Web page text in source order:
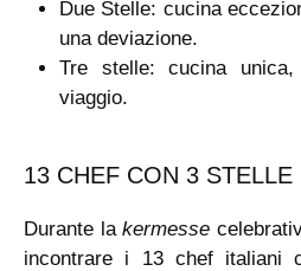
Due Stelle: cucina
una deviazione.
Tre stelle: cucina
viaggio.
13 CHEF CON 3 STELLE
Durante lakermesse
incontrare i 13 chef italiani